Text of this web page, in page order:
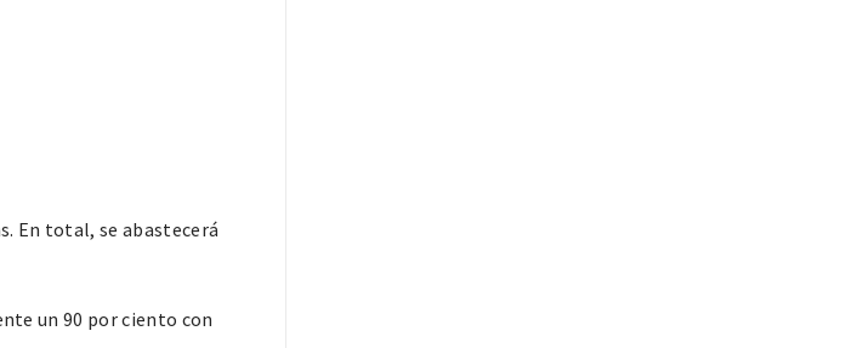
En total, se abastecerá
un 90 por ciento con